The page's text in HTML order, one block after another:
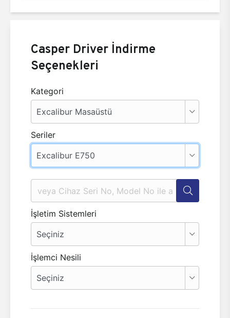
Casper Driver İndirme
Seçenekleri
Kategori
Seriler
İşletim Sistemleri
İşlemci Nesili